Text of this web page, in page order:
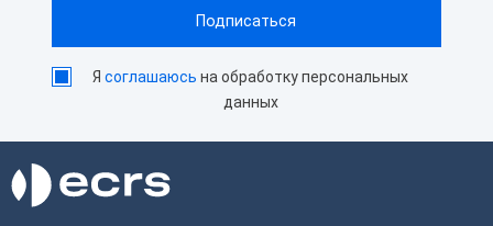
Ясоглашаюсь на обработку персональных
данных